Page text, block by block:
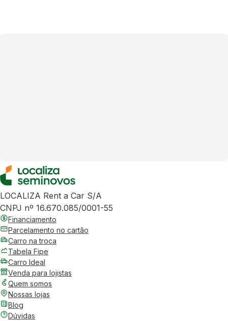
LOCALIZA Rent a Car S/A
CNPJ nº 16.670.085/0001-55
Financiamento
Parcelamento no cartão
Carro na troca
Tabela Fipe
Carro Ideal
Venda para lojistas
Quem somos
Nossas lojas
Blog
Dúvidas